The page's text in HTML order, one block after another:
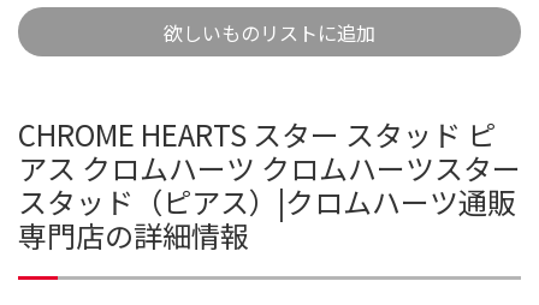
欲しいものリストに追加
CHROME HEARTS スター スタッド ピ
アス クロムハーツ クロムハーツスター
スタッド（ピアス）|クロムハーツ通販
専門店の詳細情報